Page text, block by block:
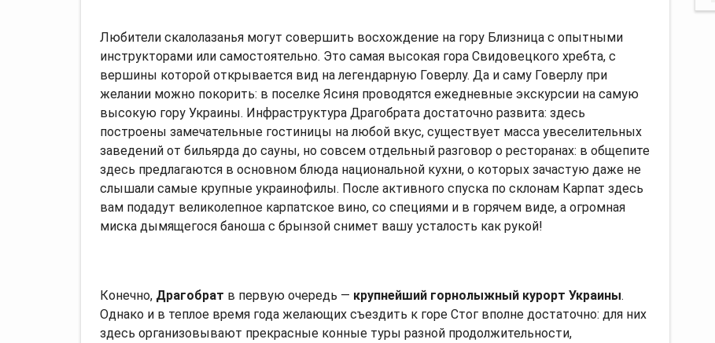
Любители скалолазанья могут совершить восхождение на гору Близница с опытными
инструкторами или самостоятельно. Это самая высокая гора Свидовецкого хребта, с
вершины которой открывается вид на легендарную Говерлу. Да и саму Говерлу при
желании можно покорить: в поселке Ясиня проводятся ежедневные экскурсии на самую
высокую гору Украины. Инфраструктура Драгобрата достаточно развита: здесь
построены замечательные гостиницы на любой вкус, существует масса увеселительных
заведений от бильярда до сауны, но совсем отдельный разговор о ресторанах: в общепите
здесь предлагаются в основном блюда национальной кухни, о которых зачастую даже не
слышали самые крупные украинофилы. После активного спуска по склонам Карпат здесь
вам подадут великолепное карпатское вино, со специями и в горячем виде, а огромная
миска дымящегося баноша с брынзой снимет вашу усталость как рукой!
Конечно, Драгобрат в первую очередь — крупнейший горнолыжный курорт Украины.
Однако и в теплое время года желающих съездить к горе Стог вполне достаточно: для них
здесь организовывают прекрасные конные туры разной продолжительности,